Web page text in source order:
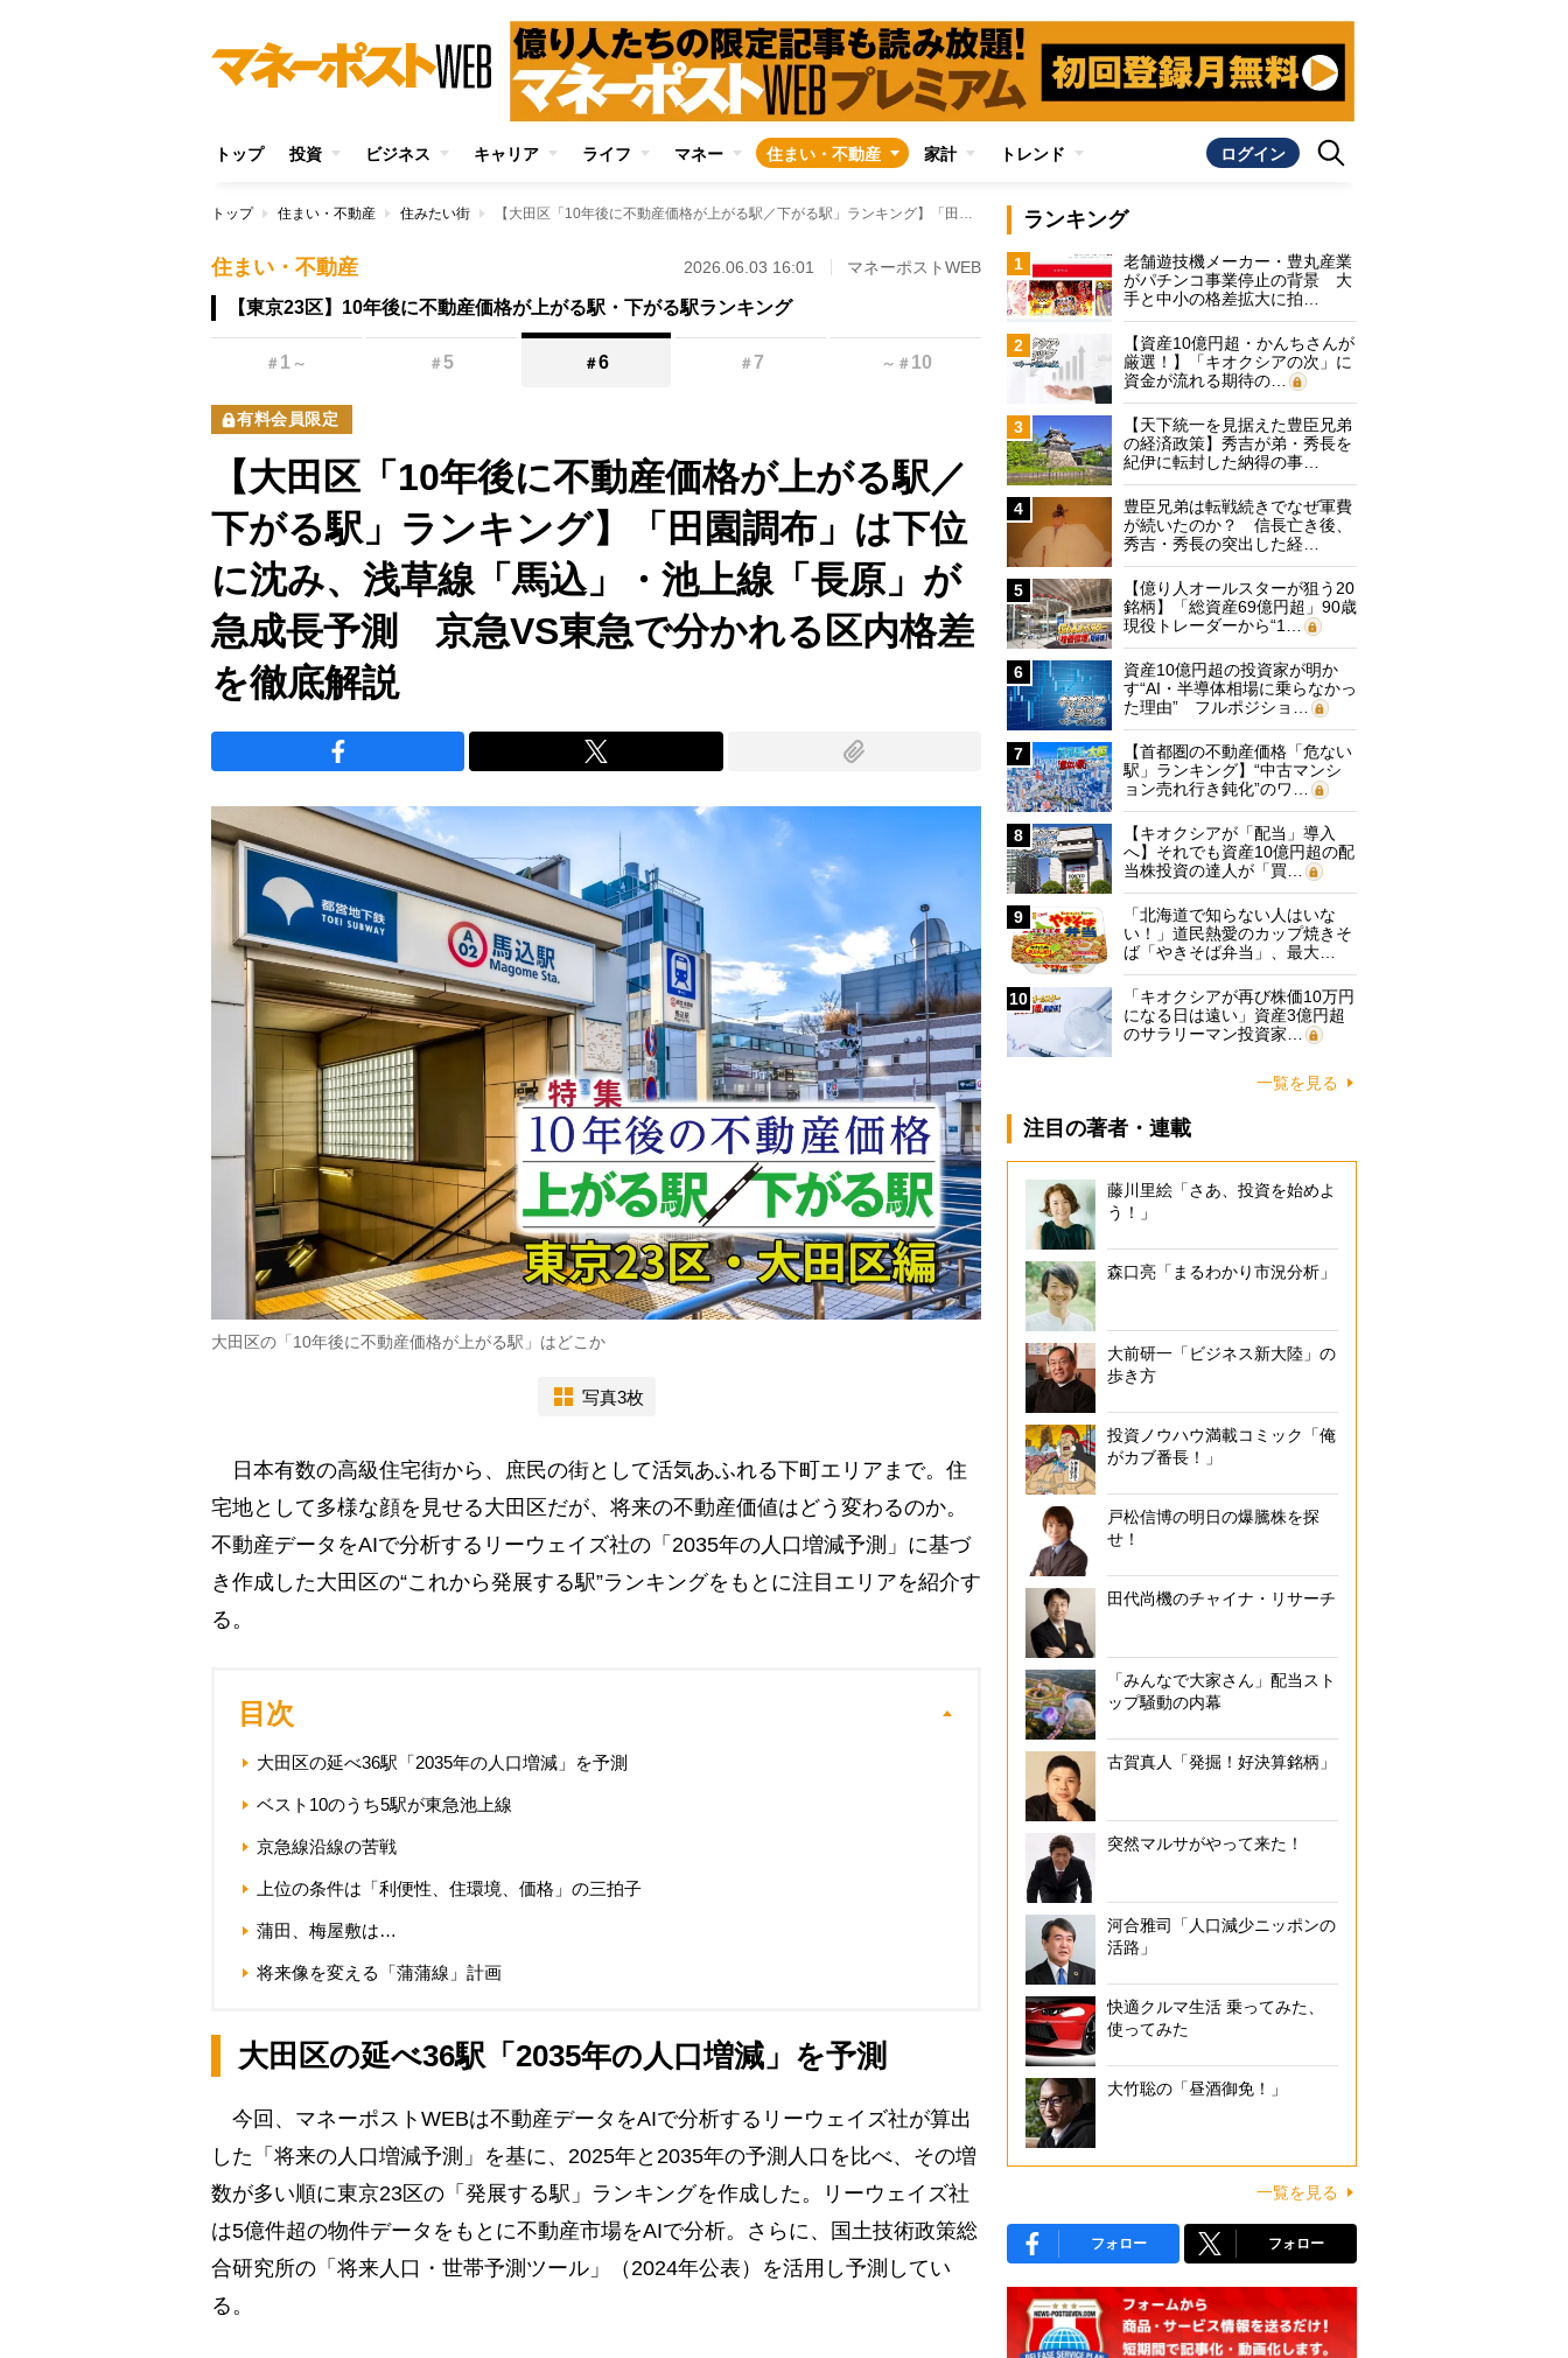
トップ 投資 ビジネス キャリア ライフ マネー 住まい・不動産 家計 トレンド ログイン
トップ 住まい・不動産 住みたい街 【大田区「10年後に不動産価格が上がる駅／下がる駅」ランキング】「田園調布」は下位に沈み、浅草線「馬込」・池上線「長原」が急成長予測 京急VS東急で分かれる区内格差を徹底解説
住まい・不動産 2026.06.03 16:01 マネーポストWEB
【東京23区】10年後に不動産価格が上がる駅・下がる駅ランキング
＃ 1 ～ ＃5 ＃6 ＃7 ～ ＃ 10
有料会員限定
【大田区「10年後に不動産価格が上がる駅／
下がる駅」ランキング】「田園調布」は下位
に沈み、浅草線「馬込」・池上線「長原」が
急成長予測 京急VS東急で分かれる区内格差
を徹底解説
大田区の「10年後に不動産価格が上がる駅」はどこか
写真3枚
日本有数の高級住宅街から、庶民の街として活気あふれる下町エリアまで。住
宅地として多様な顔を見せる大田区だが、将来の不動産価値はどう変わるのか。
不動産データをAIで分析するリーウェイズ社の「2035年の人口増減予測」に基づ
き作成した大田区の“これから発展する駅”ランキングをもとに注目エリアを紹介す
る。
目次
大田区の延べ36駅「2035年の人口増減」を予測
ベスト10のうち5駅が東急池上線
京急線沿線の苦戦
上位の条件は「利便性、住環境、価格」の三拍子
蒲田、梅屋敷は…
将来像を変える「蒲蒲線」計画
大田区の延べ36駅「2035年の人口増減」を予測
今回、マネーポストWEBは不動産データをAIで分析するリーウェイズ社が算出
した「将来の人口増減予測」を基に、2025年と2035年の予測人口を比べ、その増
数が多い順に東京23区の「発展する駅」ランキングを作成した。リーウェイズ社
は5億件超の物件データをもとに不動産市場をAIで分析。さらに、国土技術政策総
合研究所の「将来人口・世帯予測ツール」（2024年公表）を活用し予測してい
る。
ランキング
1
老舗遊技機メーカー・豊丸産業
がパチンコ事業停止の背景 大
手と中小の格差拡大に拍…
2
【資産10億円超・かんちさんが
厳選！】「キオクシアの次」に
資金が流れる期待の…
3
【天下統一を見据えた豊臣兄弟
の経済政策】秀吉が弟・秀長を
紀伊に転封した納得の事…
4
豊臣兄弟は転戦続きでなぜ軍費
が続いたのか？ 信長亡き後、
秀吉・秀長の突出した経…
5
【億り人オールスターが狙う20
銘柄】「総資産69億円超」90歳
現役トレーダーから“1…
6
資産10億円超の投資家が明か
す“AI・半導体相場に乗らなかっ
た理由” フルポジショ…
7
【首都圏の不動産価格「危ない
駅」ランキング】“中古マンシ
ョン売れ行き鈍化”のワ…
8
【キオクシアが「配当」導入
へ】それでも資産10億円超の配
当株投資の達人が「買…
9
「北海道で知らない人はいな
い！」道民熱愛のカップ焼きそ
ば「やきそば弁当」、最大…
10
「キオクシアが再び株価10万円
になる日は遠い」資産3億円超
のサラリーマン投資家…
一覧を見る
注目の著者・連載
藤川里絵「さあ、投資を始めよ
う！」
森口亮「まるわかり市況分析」
大前研一「ビジネス新大陸」の
歩き方
投資ノウハウ満載コミック「俺
がカブ番長！」
戸松信博の明日の爆騰株を探
せ！
田代尚機のチャイナ・リサーチ
「みんなで大家さん」配当スト
ップ騒動の内幕
古賀真人「発掘！好決算銘柄」
突然マルサがやって来た！
河合雅司「人口減少ニッポンの
活路」
快適クルマ生活 乗ってみた、
使ってみた
大竹聡の「昼酒御免！」
一覧を見る
フォロー フォロー